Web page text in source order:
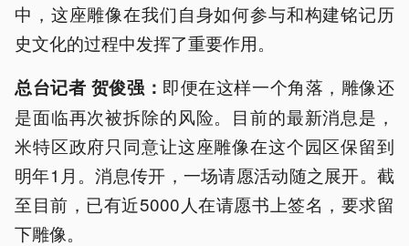
中，这座雕像在我们自身如何参与和构建铭记历
史文化的过程中发挥了重要作用。
总台记者 贺俊强： 即便在这样一个角落，雕像还
是面临再次被拆除的风险。目前的最新消息是，
米特区政府只同意让这座雕像在这个园区保留到
明年1月。消息传开，一场请愿活动随之展开。截
至目前，已有近5000人在请愿书上签名，要求留
下雕像。